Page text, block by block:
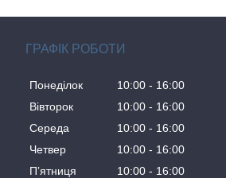
ГРАФІК РОБОТИ
Понеділок 10:00
16:00
Вівторок
10:00
16:00
Середа
10:00
16:00
Четвер
10:00
16:00
Пʼятниця
10:00 16:00